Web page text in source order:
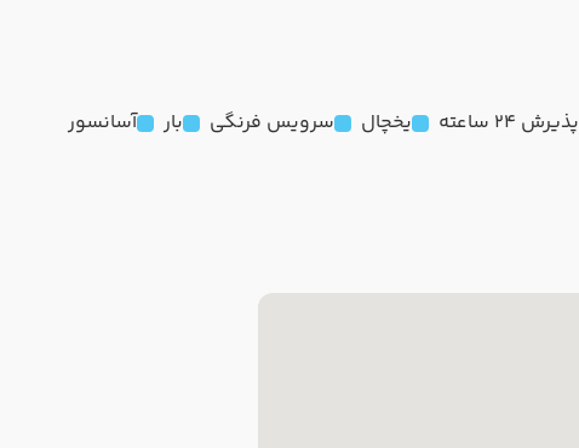
پذیرش 24 ساعته یخچال سرویس فرنگی بار
آسانسور